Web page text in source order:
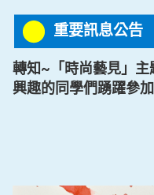
重要訊息公告
轉知~「時尚藝見」
興趣的同學們踴躍參